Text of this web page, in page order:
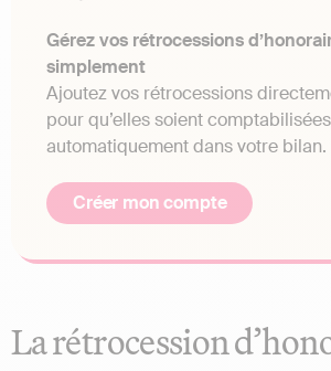
Gérez vos rétrocessions
simplement
Ajoutez vos rétrocessions
pour qu’elles soient comptabilisées
automatiquement dans votre bilan.
Créer mon compte
La rétrocession